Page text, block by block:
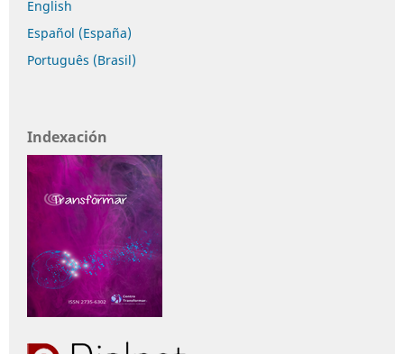
English
Español (España)
Português (Brasil)
Indexación